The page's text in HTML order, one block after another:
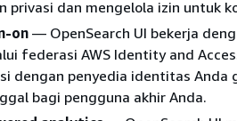
privasi dan mengelola izin untuk
on — OpenSearch UI bekerja
federasi AWS Identity and
dengan penyedia identitas Anda
bagi pengguna akhir Anda.